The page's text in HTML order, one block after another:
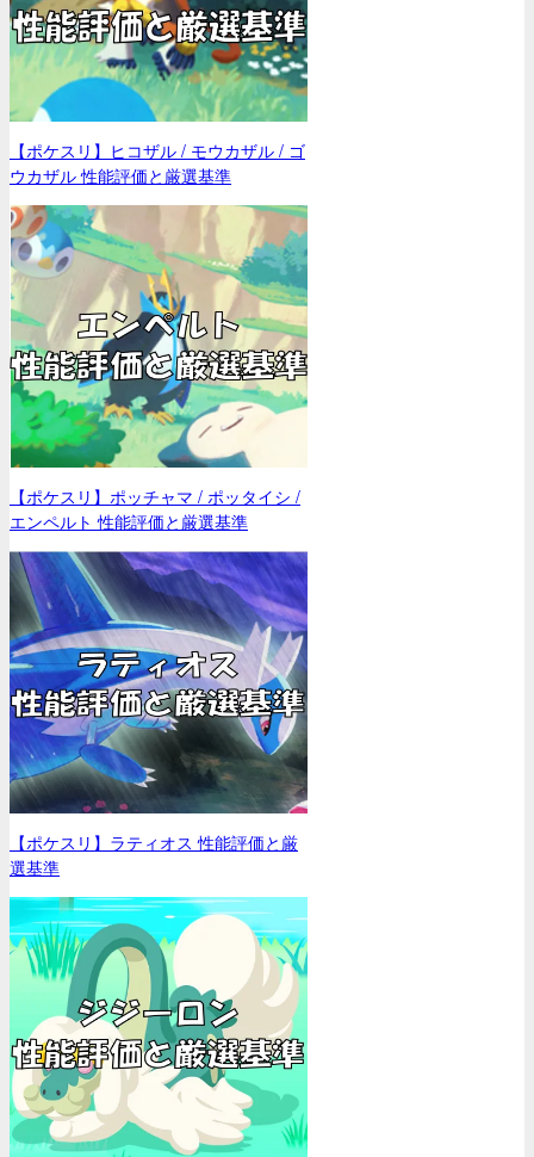
【ポケスリ】ヒコザル / モウカザル / ゴ
ウカザル 性能評価と厳選基準
【ポケスリ】ポッチャマ / ポッタイシ /
エンペルト 性能評価と厳選基準
【ポケスリ】ラティオス 性能評価と厳
選基準